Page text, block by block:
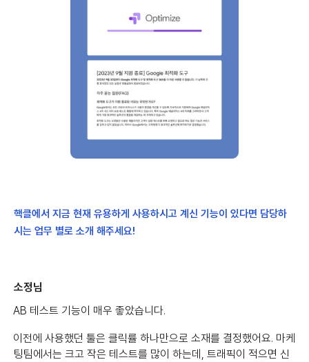
핵클에서 지금 현재 유용하게 사용하시고 계신 기능이 있다면 담당하
시는 업무 별로 소개 해주세요!
소정님
AB 테스트 기능이 매우 좋았습니다.
이전에 사용했던 툴은 클릭률 하나만으로 소재를 결정했어요. 마케
팅팀에서는 크고 작은 테스트를 많이 하는데, 트래픽이 적으면 신